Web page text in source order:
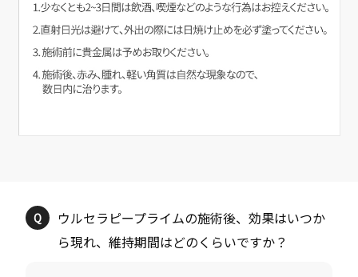
ウルセラピープライムの施術後、効果はいつか